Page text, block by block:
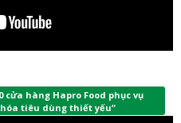
cửa hàng Hapro Food phục vụ
tiêu dùng thiết yếu”